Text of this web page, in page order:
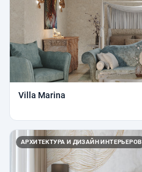
Villa Marina
АРХИТЕКТУРА И ДИЗАЙН ИНТЕРЬЕРОВ